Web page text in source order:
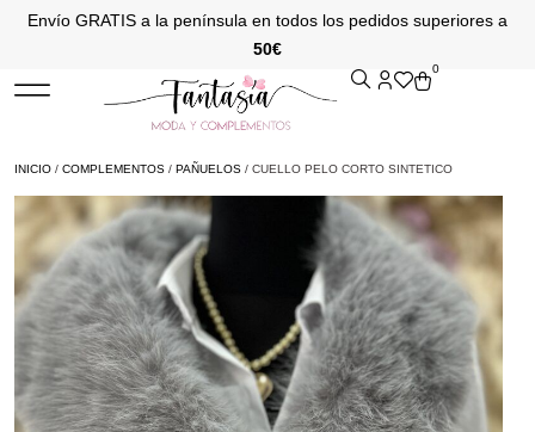
Envío GRATIS a la península en todos los pedidos superiores a
50€
0
INICIO / COMPLEMENTOS / PAÑUELOS / CUELLO PELO CORTO SINTETICO